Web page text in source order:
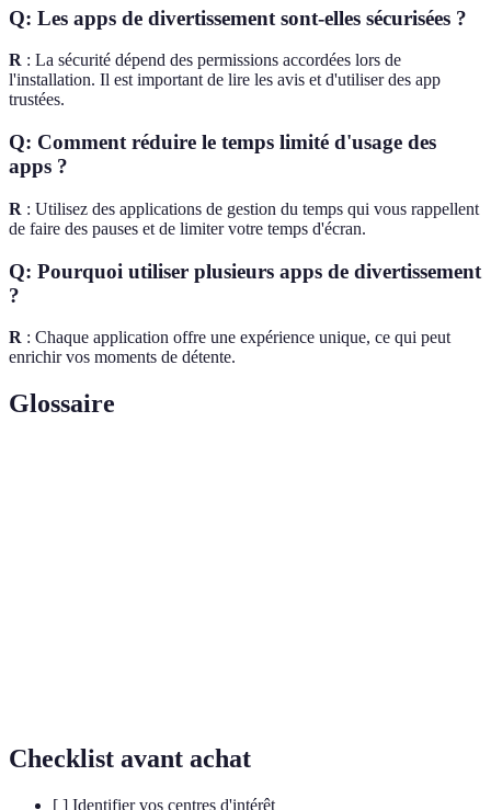
Q: Les apps de divertissement sont-elles sécurisées ?
R : La sécurité dépend des permissions accordées lors de
l'installation. Il est important de lire les avis et d'utiliser des app
trustées.
Q: Comment réduire le temps limité d'usage des
apps ?
R : Utilisez des applications de gestion du temps qui vous rappellent
de faire des pauses et de limiter votre temps d'écran.
Q: Pourquoi utiliser plusieurs apps de divertissement
?
R : Chaque application offre une expérience unique, ce qui peut
enrichir vos moments de détente.
Glossaire
Checklist avant achat
[ ] Identifier vos centres d'intérêt